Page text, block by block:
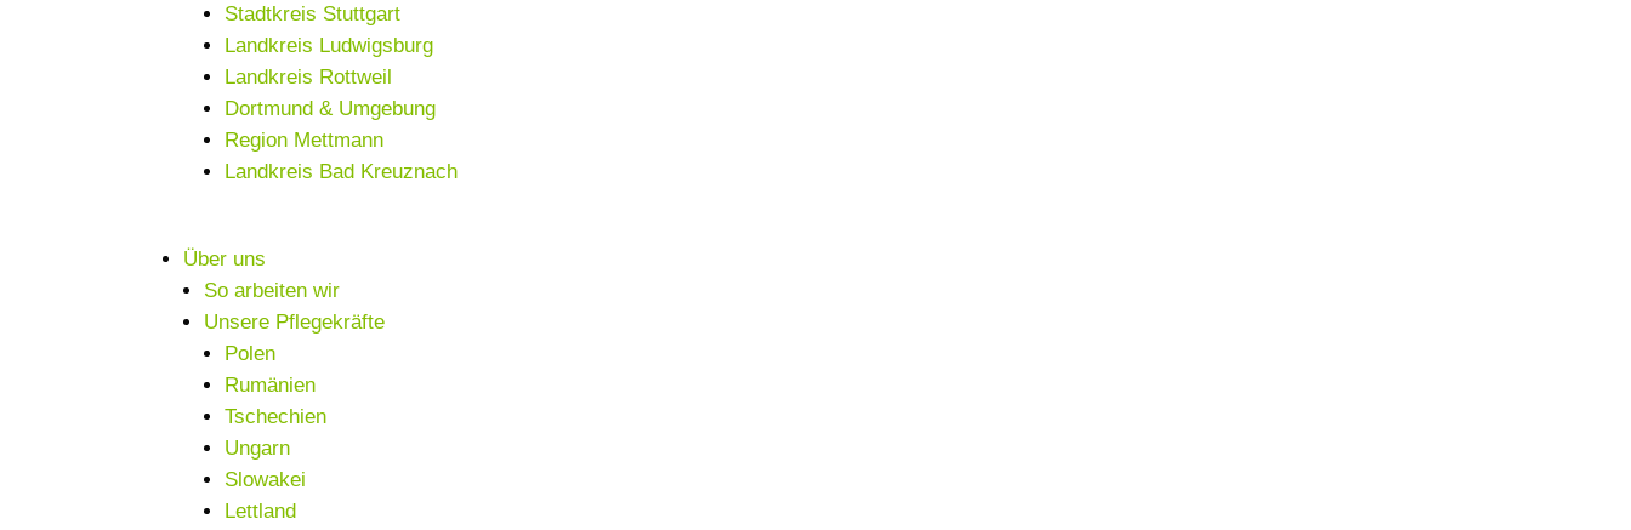
Stadtkreis Stuttgart
Landkreis Ludwigsburg
Landkreis Rottweil
Dortmund & Umgebung
Region Mettmann
Landkreis Bad Kreuznach
Über uns
So arbeiten wir
Unsere Pflegekräfte
Polen
Rumänien
Tschechien
Ungarn
Slowakei
Lettland